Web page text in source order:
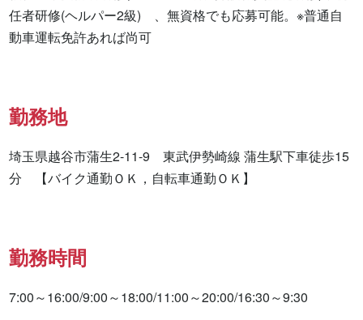
任者研修(ヘルパー2級)　、無資格でも応募可能。※普通自
動車運転免許あれば尚可
勤務地
埼玉県越谷市蒲生2-11-9　東武伊勢崎線 蒲生駅下車徒歩15
分　【バイク通勤ＯＫ，自転車通勤ＯＫ】
勤務時間
7:00～16:00/9:00～18:00/11:00～20:00/16:30～9:30